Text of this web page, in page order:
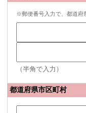
※郵便番号入力で、都道府
（半角で入力）
都道府県市区町村